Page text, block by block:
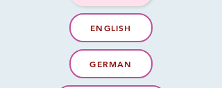
ENGLISH
GERMAN